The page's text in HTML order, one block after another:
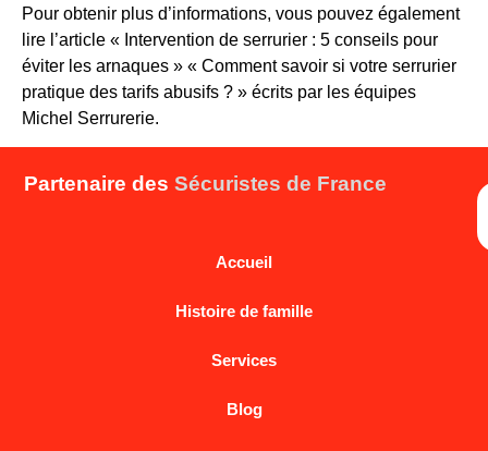
Pour obtenir plus d’informations, vous pouvez également
lire l’article « Intervention de serrurier : 5 conseils pour
éviter les arnaques » « Comment savoir si votre serrurier
pratique des tarifs abusifs ? » écrits par les équipes
Michel Serrurerie.
Partenaire desSécuristes de France
Accueil
Histoire de famille
Services
Blog